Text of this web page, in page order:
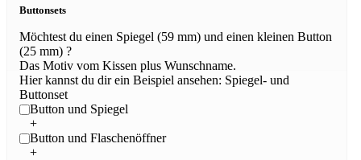
Buttonsets
Möchtest du einen Spiegel (59 mm) und einen kleinen Button
(25 mm) ?
Das Motiv vom Kissen plus Wunschname.
Hier kannst du dir ein Beispiel ansehen: Spiegel- und
Buttonset
Button und Spiegel
+
Button und Flaschenöffner
+